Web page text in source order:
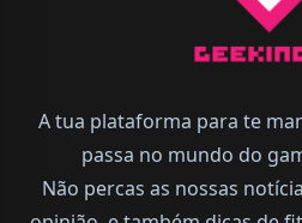
A tua plataforma para te
passa no mundo do
Não percas as nossas